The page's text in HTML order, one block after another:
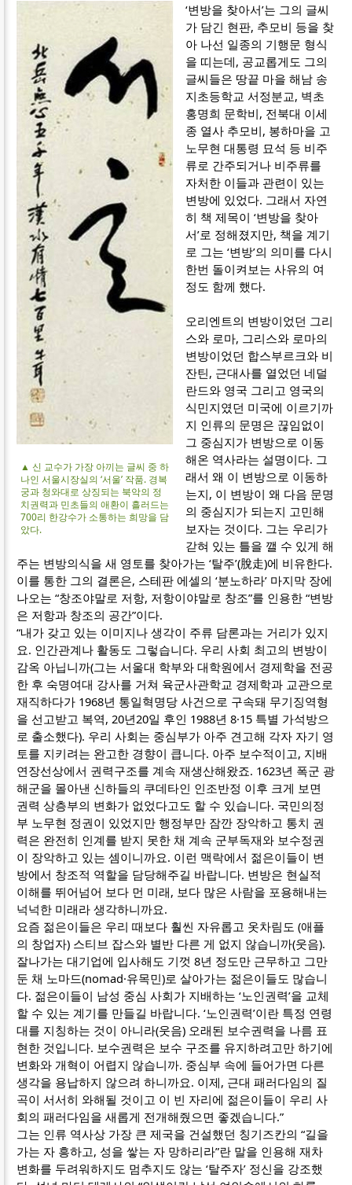
▲ 신 교수가 가장 아끼는 글씨 중 하
나인 서울시장실의 ‘서울’ 작품. 경복
궁과 청와대로 상징되는 북악의 정
치권력과 민초들의 애환이 흘러드는
700리 한강수가 소통하는 희망을 담
았다.
‘변방을 찾아서’는 그의 글씨
가 담긴 현판, 추모비 등을 찾
아 나선 일종의 기행문 형식
을 띠는데, 공교롭게도 그의
글씨들은 땅끝 마을 해남 송
지초등학교 서정분교, 벽초
홍명희 문학비, 전북대 이세
종 열사 추모비, 봉하마을 고
노무현 대통령 묘석 등 비주
류로 간주되거나 비주류를
자처한 이들과 관련이 있는
변방에 있었다. 그래서 자연
히 책 제목이 ‘변방을 찾아
서’로 정해졌지만, 책을 계기
로 그는 ‘변방’의 의미를 다시
한번 돌이켜보는 사유의 여
정도 함께 했다.
오리엔트의 변방이었던 그리
스와 로마, 그리스와 로마의
변방이었던 합스부르크와 비
잔틴, 근대사를 열었던 네덜
란드와 영국 그리고 영국의
식민지였던 미국에 이르기까
지 인류의 문명은 끊임없이
그 중심지가 변방으로 이동
해온 역사라는 설명이다. 그
래서 왜 이 변방으로 이동하
는지, 이 변방이 왜 다음 문명
의 중심지가 되는지 고민해
보자는 것이다. 그는 우리가
갇혀 있는 틀을 깰 수 있게 해
주는 변방의식을 새 영토를 찾아가는 ‘탈주’(脫走)에 비유한다.
이를 통한 그의 결론은, 스테판 에셀의 ‘분노하라’ 마지막 장에
나오는 “창조야말로 저항, 저항이야말로 창조”를 인용한 “변방
은 저항과 창조의 공간”이다.
“내가 갖고 있는 이미지나 생각이 주류 담론과는 거리가 있지
요. 인간관계나 활동도 그렇습니다. 우리 사회 최고의 변방이
감옥 아닙니까(그는 서울대 학부와 대학원에서 경제학을 전공
한 후 숙명여대 강사를 거쳐 육군사관학교 경제학과 교관으로
재직하다가 1968년 통일혁명당 사건으로 구속돼 무기징역형
을 선고받고 복역, 20년20일 후인 1988년 8·15 특별 가석방으
로 출소했다). 우리 사회는 중심부가 아주 견고해 각자 자기 영
토를 지키려는 완고한 경향이 큽니다. 아주 보수적이고, 지배
연장선상에서 권력구조를 계속 재생산해왔죠. 1623년 폭군 광
해군을 몰아낸 신하들의 쿠데타인 인조반정 이후 크게 보면
권력 상층부의 변화가 없었다고도 할 수 있습니다. 국민의정
부 노무현 정권이 있었지만 행정부만 잠깐 장악하고 통치 권
력은 완전히 인계를 받지 못한 채 계속 군부독재와 보수정권
이 장악하고 있는 셈이니까요. 이런 맥락에서 젊은이들이 변
방에서 창조적 역할을 담당해주길 바랍니다. 변방은 현실적
이해를 뛰어넘어 보다 먼 미래, 보다 많은 사람을 포용해내는
넉넉한 미래라 생각하니까요.
요즘 젊은이들은 우리 때보다 훨씬 자유롭고 옷차림도 (애플
의 창업자) 스티브 잡스와 별반 다른 게 없지 않습니까(웃음).
잘나가는 대기업에 입사해도 기껏 8년 정도만 근무하고 그만
둔 채 노마드(nomad·유목민)로 살아가는 젊은이들도 많습니
다. 젊은이들이 남성 중심 사회가 지배하는 ‘노인권력’을 교체
할 수 있는 계기를 만들길 바랍니다. ‘노인권력’이란 특정 연령
대를 지칭하는 것이 아니라(웃음) 오래된 보수권력을 나름 표
현한 것입니다. 보수권력은 보수 구조를 유지하려고만 하기에
변화와 개혁이 어렵지 않습니까. 중심부 속에 들어가면 다른
생각을 용납하지 않으려 하니까요. 이제, 근대 패러다임의 질
곡이 서서히 와해될 것이고 이 빈 자리에 젊은이들이 우리 사
회의 패러다임을 새롭게 전개해줬으면 좋겠습니다.”
그는 인류 역사상 가장 큰 제국을 건설했던 칭기즈칸의 “길을
가는 자 흥하고, 성을 쌓는 자 망하리라”란 말을 인용해 재차
변화를 두려워하지도 멈추지도 않는 ‘탈주자’ 정신을 강조했